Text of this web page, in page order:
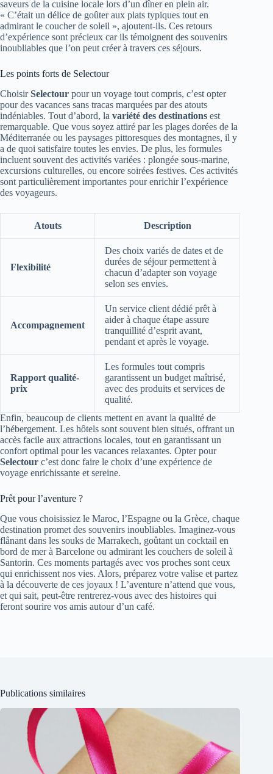
saveurs de la cuisine locale lors d’un dîner en plein air.
« C’était un délice de goûter aux plats typiques tout en
admirant le coucher de soleil », ajoutent-ils. Ces retours
d’expérience sont précieux car ils témoignent des souvenirs
inoubliables que l’on peut créer à travers ces séjours.
Les points forts de Selectour
ChoisirSelectour pour un voyage tout compris, c’est opter
pour des vacances sans tracas marquées par des atouts
indéniables. Tout d’abord, la variété des destinations est
remarquable. Que vous soyez attiré par les plages dorées de la
Méditerranée ou les paysages pittoresques des montagnes, il y
a de quoi satisfaire toutes les envies. De plus, les formules
incluent souvent des activités variées : plongée sous-marine,
excursions culturelles, ou encore soirées festives. Ces activités
sont particulièrement importantes pour enrichir l’expérience
des voyageurs.
Atouts Description
Flexibilité
Des choix variés de dates et de
durées de séjour permettent à
chacun d’adapter son voyage
selon ses envies.
Accompagnement
Un service client dédié prêt à
aider à chaque étape assure
tranquillité d’esprit avant,
pendant et après le voyage.
Rapport qualité-
prix
Les formules tout compris
garantissent un budget maîtrisé,
avec des produits et services de
qualité.
Enfin, beaucoup de clients mettent en avant la qualité de
l’hébergement. Les hôtels sont souvent bien situés, offrant un
accès facile aux attractions locales, tout en garantissant un
confort optimal pour les vacances relaxantes. Opter pour
Selectour c’est donc faire le choix d’une expérience de
voyage enrichissante et sereine.
Prêt pour l’aventure ?
Que vous choisissiez le Maroc, l’Espagne ou la Grèce, chaque
destination promet des souvenirs inoubliables. Imaginez-vous
flânant dans les souks de Marrakech, goûtant un cocktail en
bord de mer à Barcelone ou admirant les couchers de soleil à
Santorin. Ces moments partagés avec vos proches sont ceux
qui enrichissent nos vies. Alors, préparez votre valise et partez
à la découverte de ces joyaux ! L’aventure n’attend que vous,
et qui sait, peut-être rentrerez-vous avec des histoires qui
feront sourire vos amis autour d’un café.
Publications similaires